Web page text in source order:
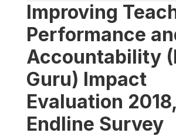
Improving
Performance
Accountability
Guru) Impact
Evaluation 2018,
Endline Survey